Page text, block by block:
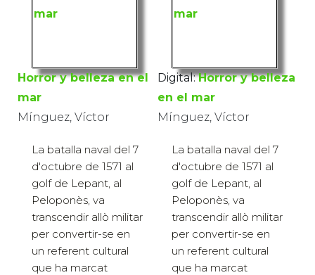
Horror y belleza en el
mar
Mínguez, Víctor
La batalla naval del 7
d'octubre de 1571 al
golf de Lepant, al
Peloponès, va
transcendir allò militar
per convertir-se en
un referent cultural
que ha marcat
Digital: Horror y belleza
en el mar
Mínguez, Víctor
La batalla naval del 7
d'octubre de 1571 al
golf de Lepant, al
Peloponès, va
transcendir allò militar
per convertir-se en
un referent cultural
que ha marcat